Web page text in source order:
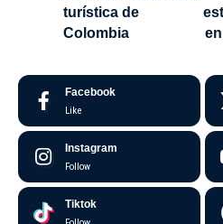
turística de
Colombia
Facebook
Like
Instagram
Follow
Tiktok